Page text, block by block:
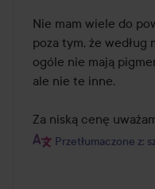
Nie mam wiele do
poza tym, że według
ogóle nie mają
ale nie te inne.
Za niską cenę
Przetłumaczone z: